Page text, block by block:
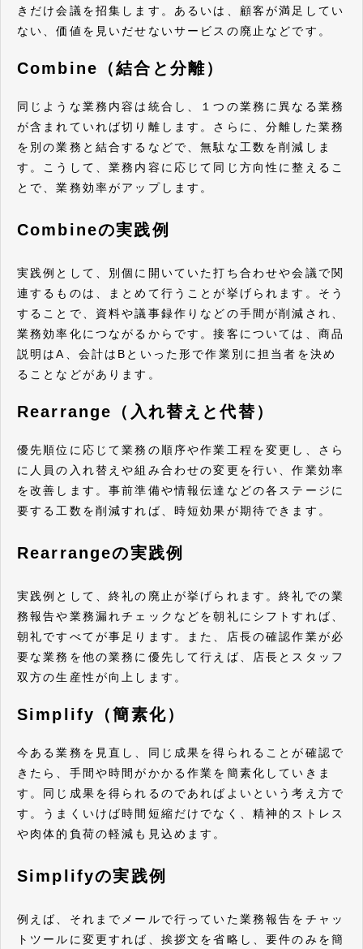
きだけ会議を招集します。あるいは、顧客が満足してい
ない、価値を見いだせないサービスの廃止などです。
Combine（結合と分離）
同じような業務内容は統合し、１つの業務に異なる業務
が含まれていれば切り離します。さらに、分離した業務
を別の業務と結合するなどで、無駄な工数を削減しま
す。こうして、業務内容に応じて同じ方向性に整えるこ
とで、業務効率がアップします。
Combineの実践例
実践例として、別個に開いていた打ち合わせや会議で関
連するものは、まとめて行うことが挙げられます。そう
することで、資料や議事録作りなどの手間が削減され、
業務効率化につながるからです。接客については、商品
説明はA、会計はBといった形で作業別に担当者を決め
ることなどがあります。
Rearrange（入れ替えと代替）
優先順位に応じて業務の順序や作業工程を変更し、さら
に人員の入れ替えや組み合わせの変更を行い、作業効率
を改善します。事前準備や情報伝達などの各ステージに
要する工数を削減すれば、時短効果が期待できます。
Rearrangeの実践例
実践例として、終礼の廃止が挙げられます。終礼での業
務報告や業務漏れチェックなどを朝礼にシフトすれば、
朝礼ですべてが事足ります。また、店長の確認作業が必
要な業務を他の業務に優先して行えば、店長とスタッフ
双方の生産性が向上します。
Simplify（簡素化）
今ある業務を見直し、同じ成果を得られることが確認で
きたら、手間や時間がかかる作業を簡素化していきま
す。同じ成果を得られるのであればよいという考え方で
す。うまくいけば時間短縮だけでなく、精神的ストレス
や肉体的負荷の軽減も見込めます。
Simplifyの実践例
例えば、それまでメールで行っていた業務報告をチャッ
トツールに変更すれば、挨拶文を省略し、要件のみを簡